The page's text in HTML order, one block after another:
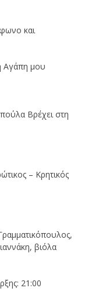
και
Αγάπη μου
Βρέχει στη
– Κρητικός
βιόλα
21:00